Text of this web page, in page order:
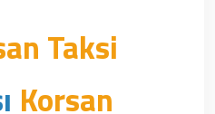
Taksi
Korsan